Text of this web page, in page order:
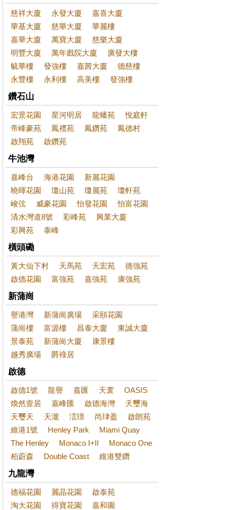
慈祥大廈 永發大廈
嘉喜大廈
華基大廈
慈華大廈
華麗樓
嘉華大廈
萬寶大廈
慈樂大廈
明豐大廈
萬年戲院大廈
廣發大樓
毓華樓
發強樓 嘉茜大廈
德慈樓
永豐樓
永利樓 高美樓 發強樓
鑽石山
宏景花園 星河明居 龍蟠苑
悅庭軒
帝峰豪苑
鳳禮苑 鳳鑽苑
鳳德村
啟翔苑
啟鑽苑
牛池灣
嘉峰台 海港花園
新麗花園
曉暉花園
瓊山苑 瓊麗苑
瓊軒苑
峻弦
威豪花園 怡發花園
怡富花園
清水灣道8號
彩峰苑
興業大廈
彩興苑
泰峰
橫頭磡
黃大仙下村 天馬苑 天宏苑
德強苑
啟德花園
富強苑 嘉強苑 康強苑
新蒲崗
譽港灣 新蒲崗廣場
采頤花園
蒲崗樓
富源樓 昌泰大廈
東誠大廈
景泰苑
新蒲崗大廈
康景樓
越秀廣場
爵祿居
啟德
啟德1號 龍譽 嘉匯 天寰
OASIS
煥然壹居
嘉峰匯 啟德海灣
天璽海
天璽天
天瀧 澐璟 尚珒盈
啟朗苑
維港1號
Henley Park
Miami Quay
The Henley
Monaco I+II
Monaco One
柏蔚森
Double Coast 維港雙鑽
九龍灣
德福花園 麗晶花園
啟泰苑
淘大花園
得寶花園 嘉和園